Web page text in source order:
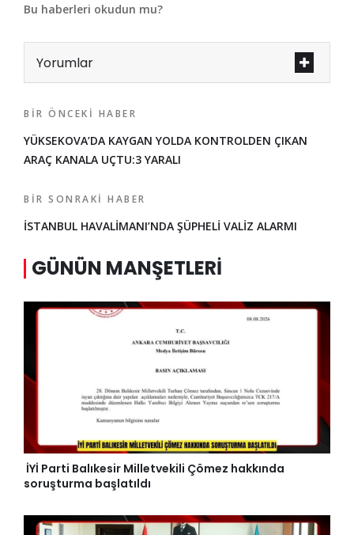
Bu haberleri okudun mu?
Yorumlar
BIR ÖNCEKI HABER
YÜKSEKOVA’DA KAYGAN YOLDA KONTROLDEN ÇIKAN
ARAÇ KANALA UÇTU:3 YARALI
BIR SONRAKI HABER
İSTANBUL HAVALİMANI’NDA ŞÜPHELİ VALİZ ALARMI
GÜNÜN MANŞETLERI
İYİ Parti Balıkesir Milletvekili Çömez hakkında
soruşturma başlatıldı